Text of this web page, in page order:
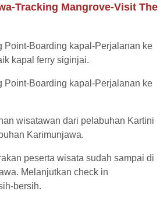
Tracking Mangrove-Visit The
Point-Boarding kapal-Perjalanan ke
kapal ferry siginjai.
Point-Boarding kapal-Perjalanan ke
wisatawan dari pelabuhan Kartini
Karimunjawa.
peserta wisata sudah sampai di
Melanjutkan check in
bersih.